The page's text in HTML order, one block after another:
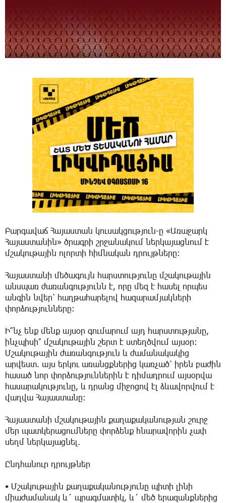
Բարգավաճ Հայաստան կուսակցություն-ը «Առաջարկ
Հայաստանին» ծրագրի շրջանակում ներկայացնում է
մշակութային ոլորտի հիմնական դրույթները։
Հայաստանի մեծագույն հարստությունը մշակութային
անսպառ ժառանգությունն է, որը մեզ է հասել որպես
անգին նվեր՝ հաղթահարելով հազարամյակների
փորձությունները։
Ի՞նչ ենք մենք այսօր գումարում այդ հարստությանը,
ինչպիսի՞ մշակութային շերտ է ստեղծվում այսօր։
Մշակութային ժառանգություն և ժամանակակից
արվեստ. այս երկու առանցքներից կառչած՝ իրեն բաժին
հասած նոր փորձություններին է դիմադրում այսօրվա
հասարակությունը, և դրանց միջոցով էլ ձևավորվում է
վաղվա Հայաստանը։
Հայաստանի մշակութային քաղաքականության շուրջ
մեր պատկերացումները փորձենք հնարավորին չափ
սեղմ ներկայացնել.
Ընդհանուր դրույթներ
• Մշակութային քաղաքականությունը պիտի լինի
միաժամանակ և´ պրագմատիկ, և´ մեծ երազանքներից